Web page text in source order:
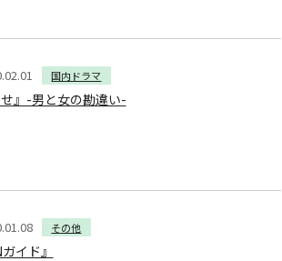
国内ドラマ
』-男と女の勘違い-
その他
イド』